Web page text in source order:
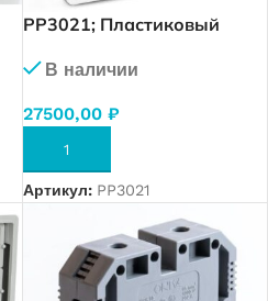
PP3021; Пластиковый
IP65. УХЛ1., 600х800х260,
В наличии
27500,00 ₽
В КОРЗИНУ
Артикул: PP3021